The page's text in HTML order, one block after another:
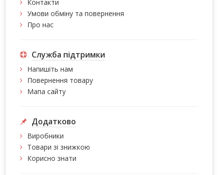
Контакти
Умови обміну та повернення
Про нас
Служба підтримки
Напишіть нам
Повернення товару
Мапа сайту
Додатково
Виробники
Товари зі знижкою
Корисно знати